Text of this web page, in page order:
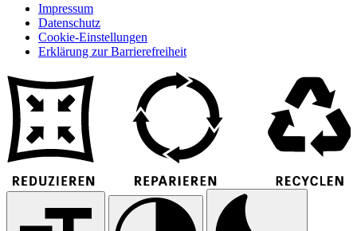
Impressum
Datenschutz
Cookie-Einstellungen
Erklärung zur Barrierefreiheit